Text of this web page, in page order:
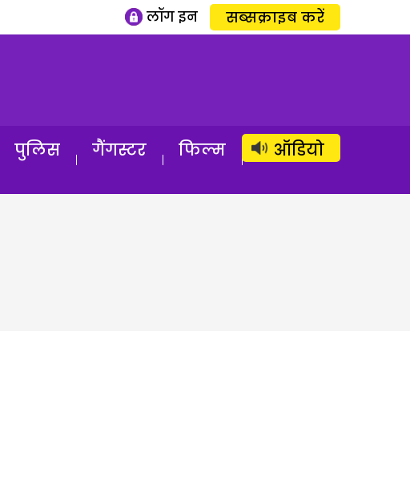
लॉग इन सब्सक्राइब करें
पुलिस गैंगस्टर फिल्म ऑडियो